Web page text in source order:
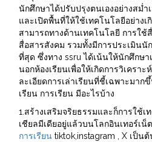
นักศึกษาได้ปรับปรุงตนเองอย่างสม่ำ
และเปิดพื้นที่ให้ใช้เทคโนโลยีอย่าง
สามารถทางด้านเทคโนโลยี การใช้
สื่อสารสังคม รวมทั้งมีการประเมินนั
ที่สุด ซึ่งทาง ssru ได้เน้นให้นักศึกษา
นอกห้องเรียนเพื่อให้เกิดการวิเครา
ละเอียดการเล่าเรียนที่ชี้เฉพาะมาก
เรียน การเรียน มีอะไรบ้าง
1.สร้างเสริมจริยธรรมและก็การใช้
เชียลมีเดียอยู่แล้วบนโลกอินเทอร์เ
การเรียน tiktok,instagram , X เป็น